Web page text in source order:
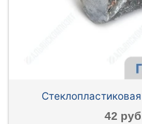
42